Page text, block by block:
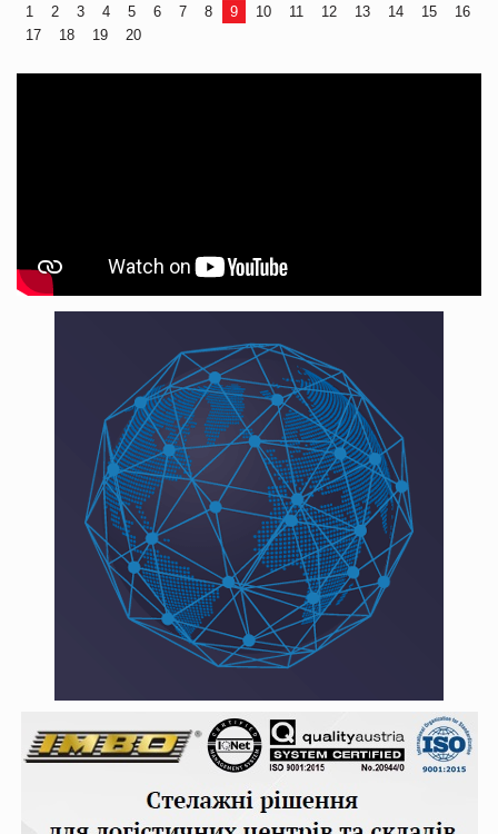
1 2 3 4 5 6 7 8 9 10 11 12 13 14 15
16
17
18 19 20